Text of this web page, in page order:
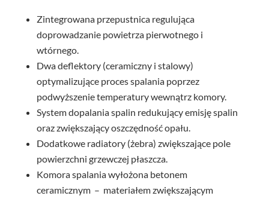
Zintegrowana przepustnica regulująca
doprowadzanie powietrza pierwotnego i
wtórnego.
Dwa deflektory (ceramiczny i stalowy)
optymalizujące proces spalania poprzez
podwyższenie temperatury wewnątrz komory.
System dopalania spalin redukujący emisję spalin
oraz zwiększający oszczędność opału.
Dodatkowe radiatory (żebra) zwiększające pole
powierzchni grzewczej płaszcza.
Komora spalania wyłożona betonem
ceramicznym – materiałem zwiększającym